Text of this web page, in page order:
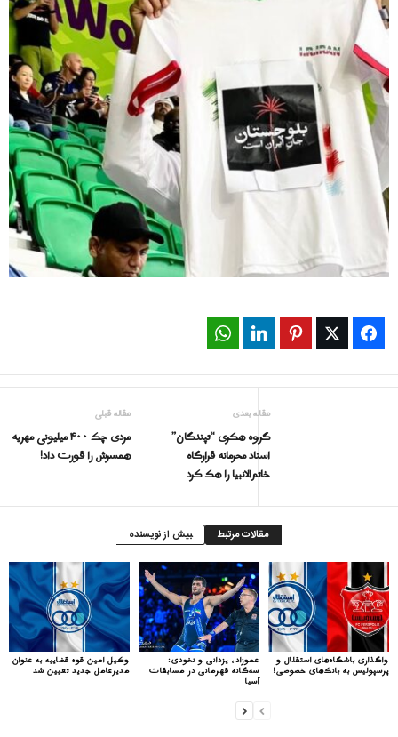
Facebook
Twitter
Pinterest
LinkedIn
مقاله قبلی
مردى چک ۴۰۰ میلیونی مهریه
همسرش را قورت داد!
مقاله بعدی
گروه هکری “تپندگان”
اسناد محرمانه قرارگاه
خاتم‌الانبیا را هک کرد
مقالات مرتبط بیش از نویسنده
وکیل امین قوه قضاییه به عنوان
مدیرعامل جدید تعیین شد
عموزاد، یزدانی و نخودی:
سه‌گانه قهرمانی در مسابقات
آسیا
واگذاری باشگاه‌های استقلال و
پرسپولیس به بانک‌های خصوصی!